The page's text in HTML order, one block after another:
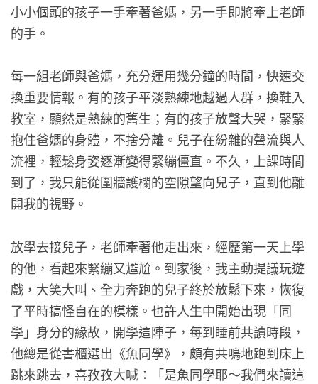
小小個頭的孩子一手牽著爸媽，另一手即將牽上老師
的手。
每一組老師與爸媽，充分運用幾分鐘的時間，快速交
換重要情報。有的孩子平淡熟練地越過人群，換鞋入
教室，顯然是熟練的舊生；有的孩子放聲大哭，緊緊
抱住爸媽的身體，不捨分離。兒子在紛雜的聲流與人
流裡，輕鬆身姿逐漸變得緊繃僵直。不久，上課時間
到了，我只能從圍牆護欄的空隙望向兒子，直到他離
開我的視野。
放學去接兒子，老師牽著他走出來，經歷第一天上學
的他，看起來緊繃又尷尬。到家後，我主動提議玩遊
戲，大笑大叫、全力奔跑的兒子終於放鬆下來，恢復
了平時搞怪自在的模樣。也許人生中開始出現「同
學」身分的緣故，開學這陣子，每到睡前共讀時段，
他總是從書櫃選出《魚同學》，頗有共鳴地跑到床上
跳來跳去，喜孜孜大喊：「是魚同學耶～我們來讀這